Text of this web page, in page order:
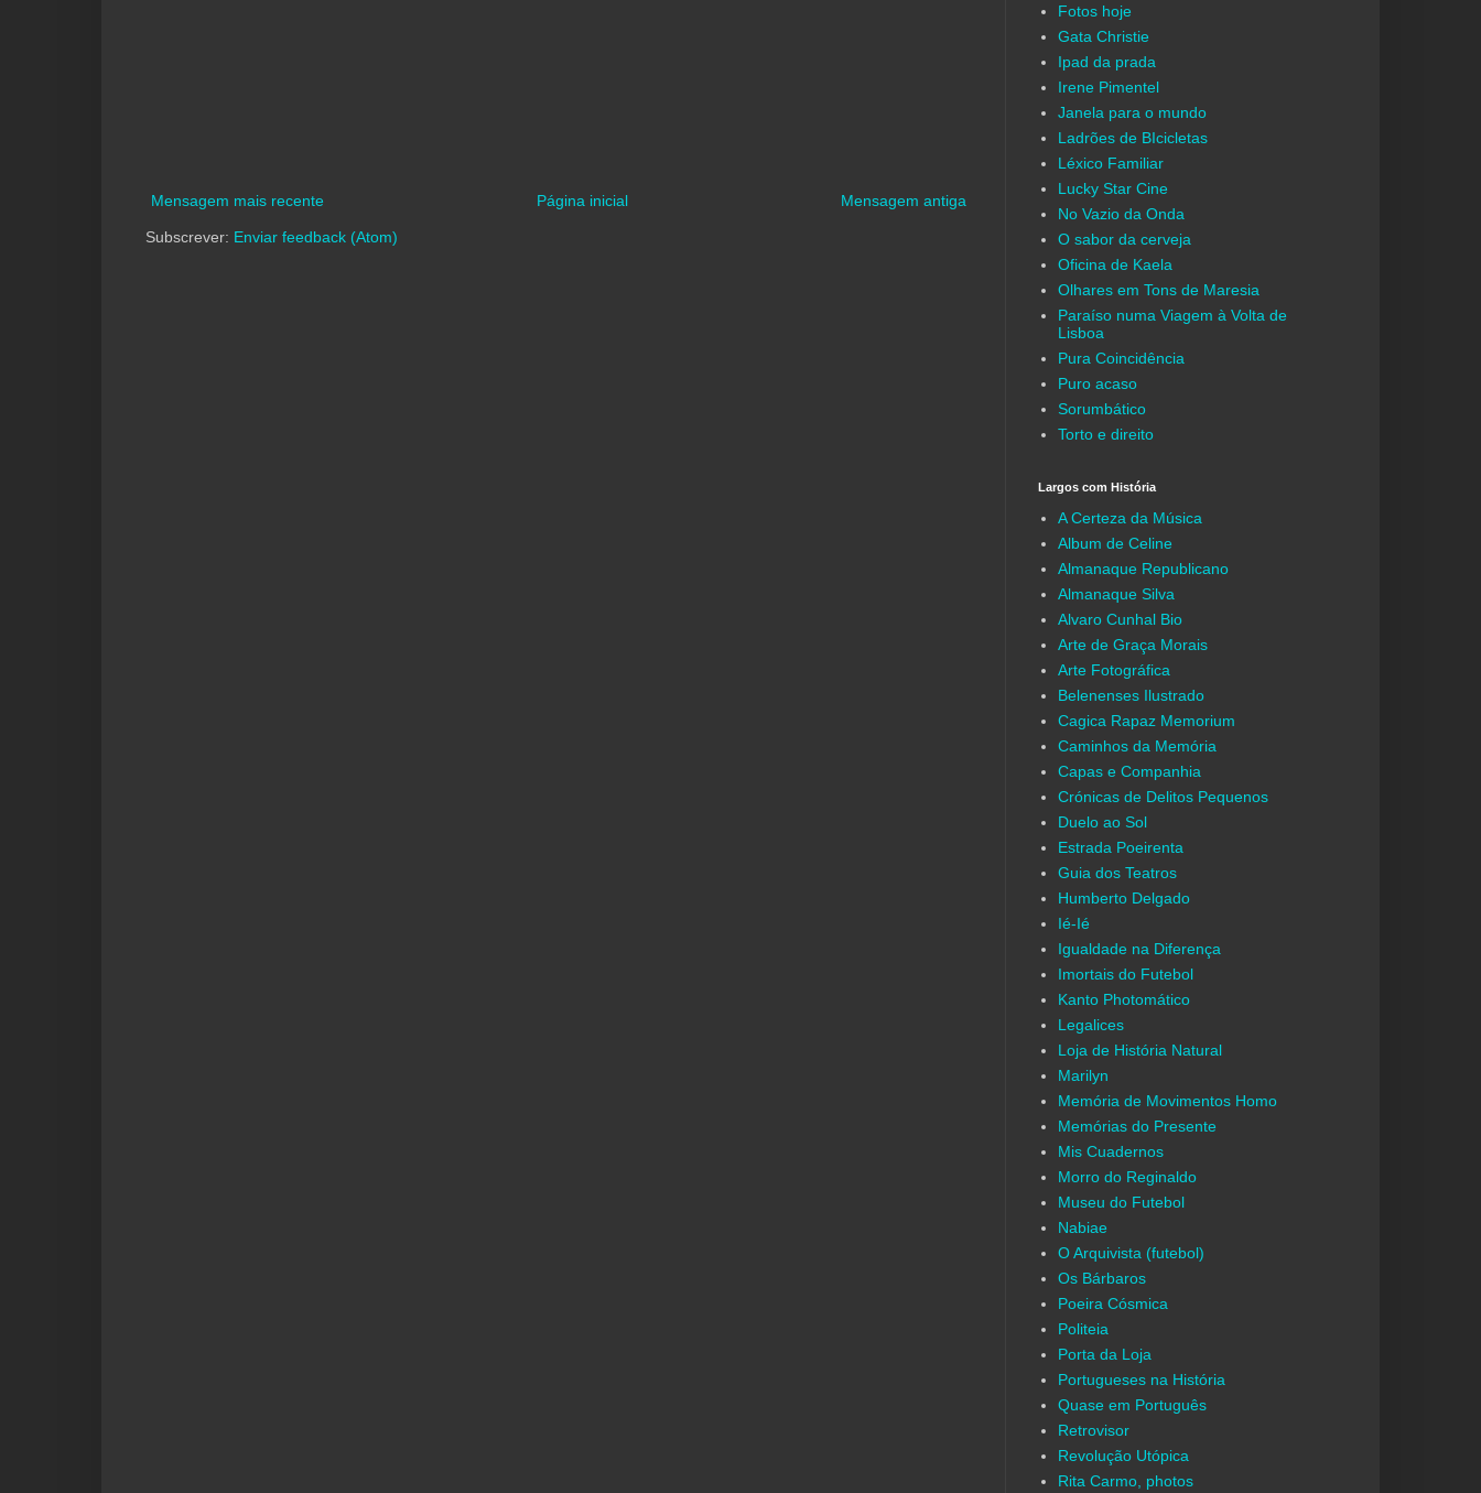
Mensagem mais recente Mensagem antiga
Página inicial
Subscrever: Enviar feedback (Atom)
Fotos hoje
Gata Christie
Ipad da prada
Irene Pimentel
Janela para o mundo
Ladrões de BIcicletas
Léxico Familiar
Lucky Star Cine
No Vazio da Onda
O sabor da cerveja
Oficina de Kaela
Olhares em Tons de Maresia
Paraíso numa Viagem à Volta de
Lisboa
Pura Coincidência
Puro acaso
Sorumbático
Torto e direito
Largos com História
A Certeza da Música
Album de Celine
Almanaque Republicano
Almanaque Silva
Alvaro Cunhal Bio
Arte de Graça Morais
Arte Fotográfica
Belenenses Ilustrado
Cagica Rapaz Memorium
Caminhos da Memória
Capas e Companhia
Crónicas de Delitos Pequenos
Duelo ao Sol
Estrada Poeirenta
Guia dos Teatros
Humberto Delgado
Ié-Ié
Igualdade na Diferença
Imortais do Futebol
Kanto Photomático
Legalices
Loja de História Natural
Marilyn
Memória de Movimentos Homo
Memórias do Presente
Mis Cuadernos
Morro do Reginaldo
Museu do Futebol
Nabiae
O Arquivista (futebol)
Os Bárbaros
Poeira Cósmica
Politeia
Porta da Loja
Portugueses na História
Quase em Português
Retrovisor
Revolução Utópica
Rita Carmo, photos